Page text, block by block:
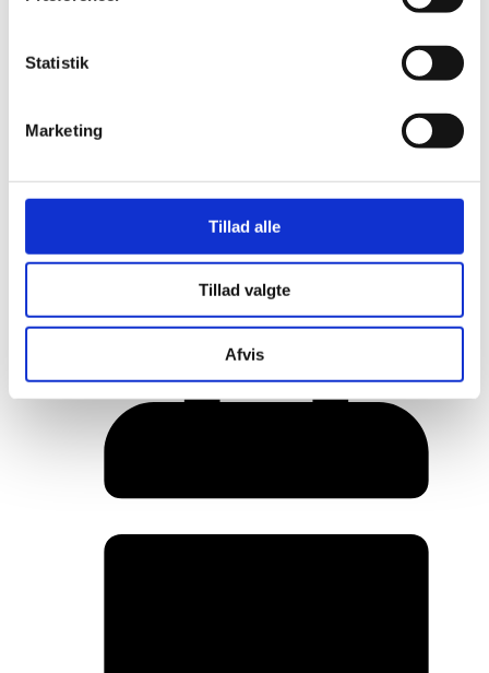
Statistik
Marketing
Tillad alle
Tillad valgte
Afvis
Rainbow Awards